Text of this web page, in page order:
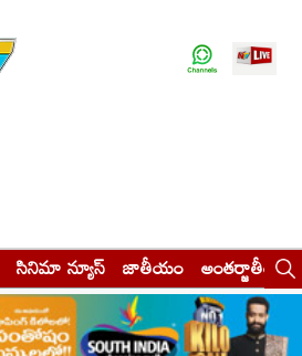
సినిమా న్యూస్ జాతీయం అంతర్జాతీయం